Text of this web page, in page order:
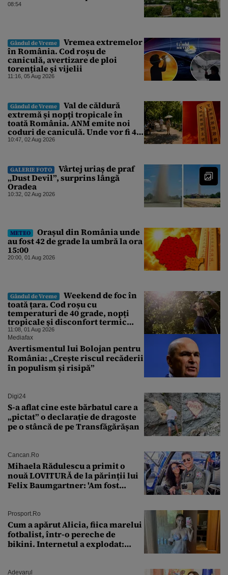
08:54
Gândul de Vreme
Vremea extremelor
în România. Cod roșu de
caniculă, avertizare de ploi
torențiale și vijelii
11:16, 05 Aug 2026
Gândul de Vreme
Val de căldură
extremă și nopți tropicale în
toată România. ANM emite noi
coduri de caniculă. Unde vor fi 40
de grade
10:47, 02 Aug 2026
GALERIE FOTO
Vârtej uriaș de praf
„Dust Devil”, surprins lângă
Oradea
10:32, 02 Aug 2026
METEO
Orașul din România unde
au fost 42 de grade la umbră la ora
15:00
20:00, 01 Aug 2026
Gândul de Vreme
Weekend de foc în
toată țara. Cod roșu cu
temperaturi de 40 grade, nopți
tropicale și disconfort termic
mare. Unde se va atinge pragul
critic
11:08, 01 Aug 2026
Mediafax
Avertismentul lui Bolojan pentru
România: „Crește riscul recăderii
în populism și risipă”
Digi24
S-a aflat cine este bărbatul care a
„pictat” o declarație de dragoste
pe o stâncă de pe Transfăgărășan
Cancan.ro
Mihaela Rădulescu a primit o
nouă LOVITURĂ de la părinții lui
Felix Baumgartner: 'Am fost
Prosport.ro
Cum a apărut Alicia, fiica marelui
fotbalist, într-o pereche de
bikini. Internetul a explodat:
Adevarul